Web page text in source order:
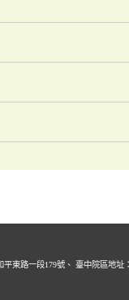
東路一段179號、 臺中院區地址